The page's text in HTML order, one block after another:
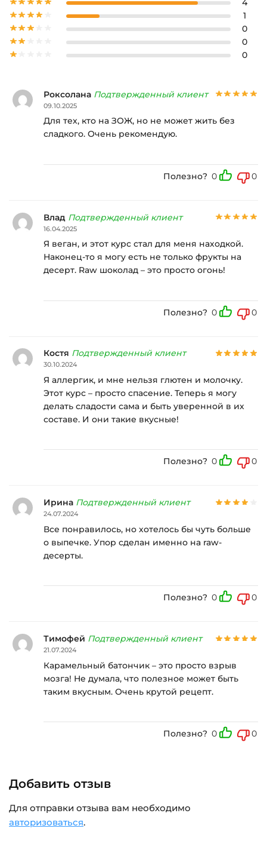
4
1
0
0
0
Роксолана Подтвержденный клиент
09.10.2025
Для тех, кто на ЗОЖ, но не может жить без
сладкого. Очень рекомендую.
Полезно? 0 0
Влад Подтвержденный клиент
16.04.2025
Я веган, и этот курс стал для меня находкой.
Наконец-то я могу есть не только фрукты на
десерт. Raw шоколад – это просто огонь!
Полезно? 0 0
Костя Подтвержденный клиент
30.10.2024
Я аллергик, и мне нельзя глютен и молочку.
Этот курс – просто спасение. Теперь я могу
делать сладости сама и быть уверенной в их
составе. И они такие вкусные!
Полезно? 0 0
Ирина Подтвержденный клиент
24.07.2024
Все понравилось, но хотелось бы чуть больше
о выпечке. Упор сделан именно на raw-
десерты.
Полезно? 0 0
Тимофей Подтвержденный клиент
21.07.2024
Карамельный батончик – это просто взрыв
мозга! Не думала, что полезное может быть
таким вкусным. Очень крутой рецепт.
Полезно? 0 0
Добавить отзыв
Для отправки отзыва вам необходимо
авторизоваться.